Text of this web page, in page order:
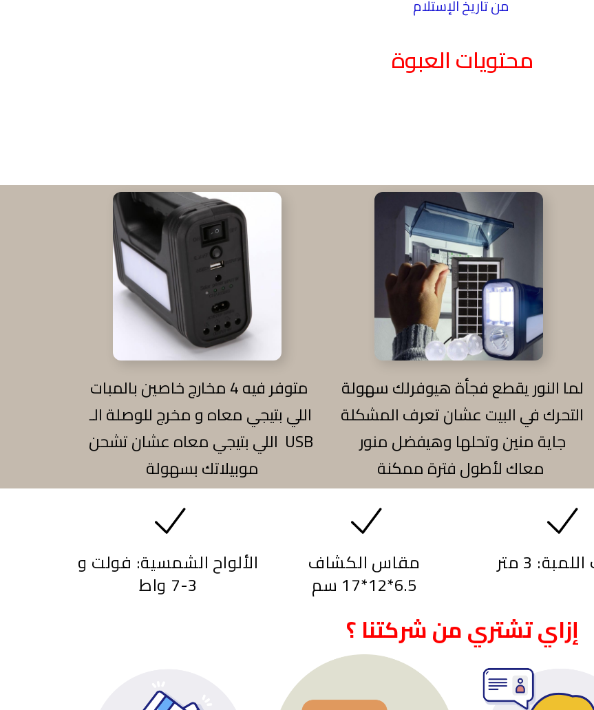
محتويات العبوة
متوفر فيه 4 مخارج خاصين بالمبات
اللي بتيجي معاه و مخرج للوصلة الـ
USB اللي بتيجي معاه عشان تشحن
موبيلاتك بسهولة
لما النور يقطع فجأة هيوفرلك سهولة
التحرك في البيت عشان تعرف المشكلة
جاية منين وتحلها وهيفضل منور
الألواح الشمسية: فولت و
3-7 واط
مقاس الكشاف
6.5*12*17 سم
3 متر
إزاي تشتري من شركتنا ؟